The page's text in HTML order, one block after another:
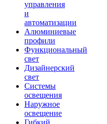
управления
и
автоматизации
Алюминиевые
профили
Функциональный
свет
Дизайнерский
свет
Системы
освещения
Наружное
освещение
Гибкий